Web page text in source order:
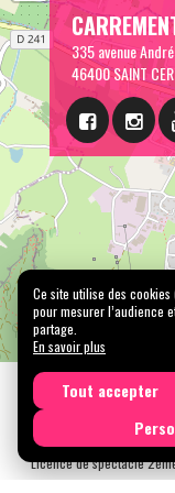
335 avenue
46400 SAINT
Mentions légales
Tous droits
N° SIRET : 489 153 718
Licence de spectacle
Ce site utilise des
pour mesurer l’audience
partage.
En savoir plus
Tout accepter